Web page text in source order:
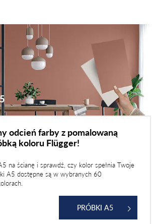
odcień farby z pomalowaną
koloru Flügger!
na ścianę i sprawdź, czy kolor spełnia Twoje
A5 dostępne są w wybranych 60
PRÓBKI A5